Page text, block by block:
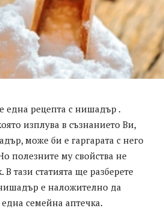
една рецепта с нишадър .
изплува в съзнанието Ви,
може би е гаргарата с него
полезните му свойства не
тази статията ще разберете
е наложително да
една семейна аптечка.